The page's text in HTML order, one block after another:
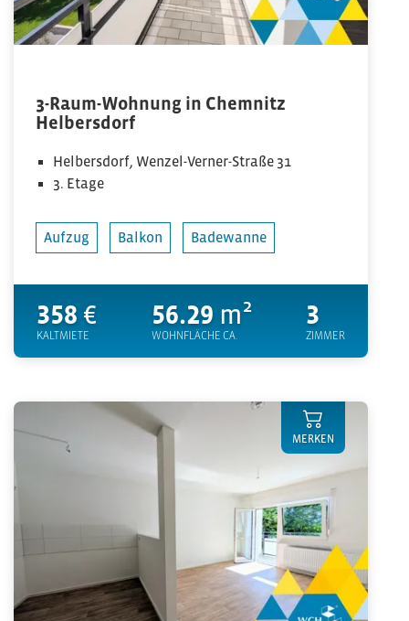
3-Raum-Wohnung in Chemnitz
Helbersdorf
Helbersdorf, Wenzel-Verner-Straße 31
3. Etage
Aufzug Balkon Badewanne
358 €
KALTMIETE
56.29 m²
WOHNFLÄCHE CA.
3
ZIMMER
MERKEN